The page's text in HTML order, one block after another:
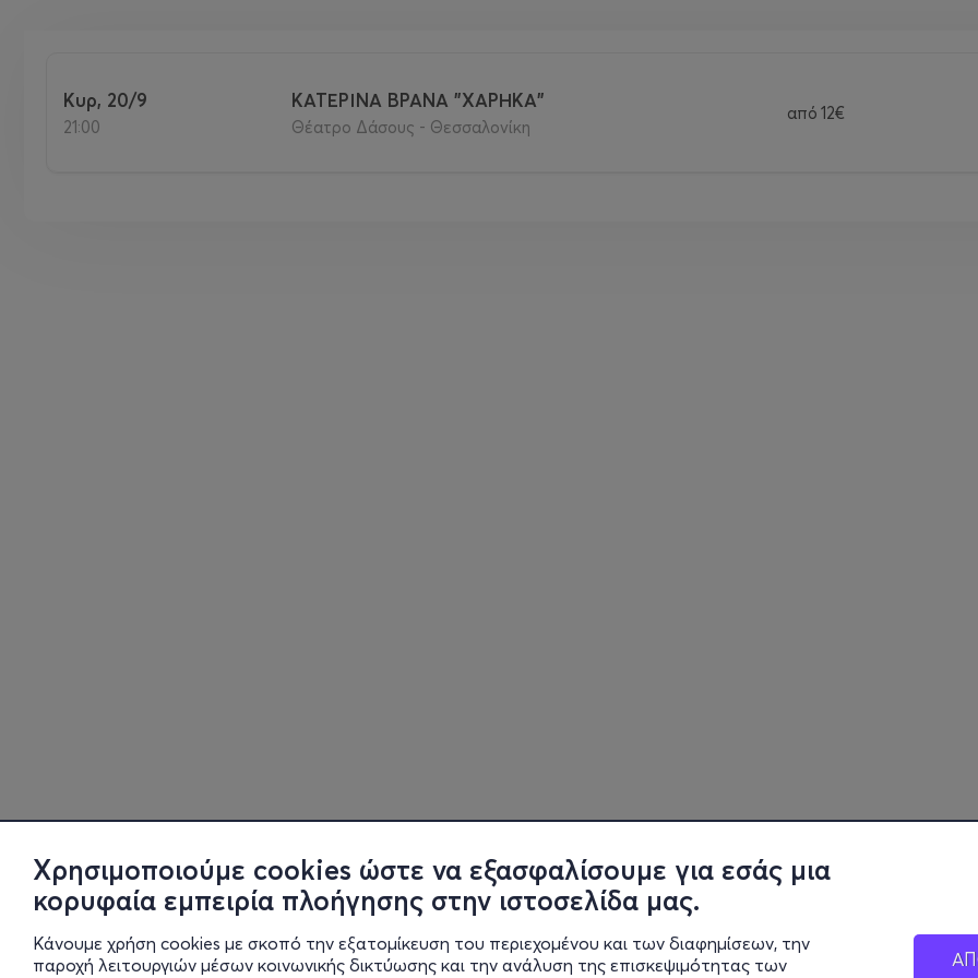
Χρησιμοποιούμε cookies ώστε να εξασφαλίσουμε για εσάς μια
κορυφαία εμπειρία πλοήγησης στην ιστοσελίδα μας.
Κάνουμε χρήση cookies με σκοπό την εξατομίκευση του περιεχομένου και των διαφημίσεων, την
παροχή λειτουργιών μέσων κοινωνικής δικτύωσης και την ανάλυση της επισκεψιμότητας των
Κυρ, 20/9
21:00
ΚΑΤΕΡΙΝΑ ΒΡΑΝΑ "ΧΑΡΗΚΑ"
Θέατρο Δάσους - Θεσσαλονίκη
από 12€